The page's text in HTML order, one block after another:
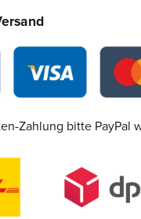
Zahlung bitte PayPal